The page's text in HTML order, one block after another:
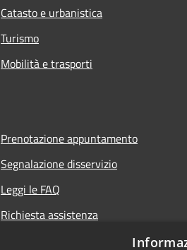
Catasto e urbanistica
Turismo
Mobilità e trasporti
Prenotazione appuntamento
Segnalazione disservizio
Leggi le FAQ
Richiesta assistenza